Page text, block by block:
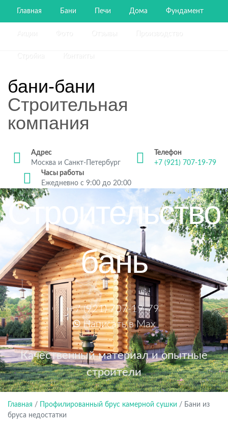
Главная Бани Печи Дома Фундамент
бани-бани
Строительная
компания
Адрес
Москва и Санкт-Петербург
Телефон
+7 (921) 707-19-79
Часы работы
Ежедневно с 9:00 до 20:00
Строительство
бань
+7 (921) 707-19-79
Написать в Max
Качественный материал и опытные
строители
Главная / Профилированный брус камерной сушки / Бани из
бруса недостатки